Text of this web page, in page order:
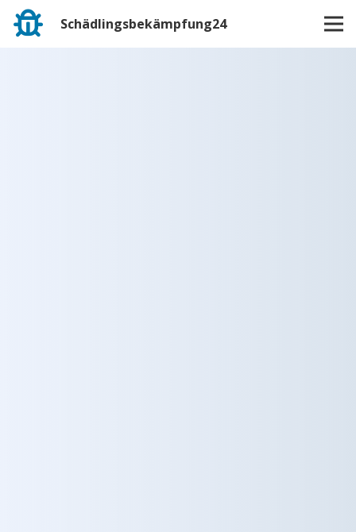
Schädlingsbekämpfung24